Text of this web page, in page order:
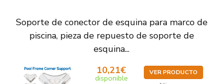
Soporte de conector de esquina para marco de
piscina, pieza de repuesto de soporte de
esquina...
10,21€
disponible
VER PRODUCTO